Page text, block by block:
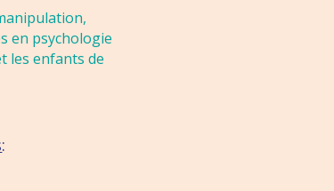
en psychologie
les enfants de
: